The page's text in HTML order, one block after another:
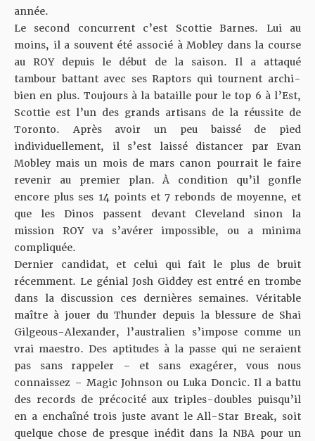
année.
Le second concurrent c’est Scottie Barnes. Lui au
moins, il a souvent été associé à Mobley dans la course
au ROY depuis le début de la saison. Il a attaqué
tambour battant avec ses Raptors qui tournent archi-
bien en plus. Toujours à la bataille pour le top 6 à l’Est,
Scottie est l’un des grands artisans de la réussite de
Toronto. Après avoir un peu baissé de pied
individuellement, il s’est laissé distancer par Evan
Mobley mais un mois de mars canon pourrait le faire
revenir au premier plan. À condition qu’il gonfle
encore plus ses 14 points et 7 rebonds de moyenne, et
que les Dinos passent devant Cleveland sinon la
mission ROY va s’avérer impossible, ou a minima
compliquée.
Dernier candidat, et celui qui fait le plus de bruit
récemment. Le génial Josh Giddey est entré en trombe
dans la discussion ces dernières semaines.Véritable
maître à jouer du Thunder depuis la blessure de Shai
Gilgeous-Alexander, l’australien s’impose comme un
vrai maestro. Des aptitudes à la passe qui ne seraient
pas sans rappeler – et sans exagérer, vous nous
connaissez – Magic Johnson ou Luka Doncic. Il a battu
des records de précocité aux triples-doubles puisqu’il
en a enchaîné trois juste avant le All-Star Break, soit
quelque chose de presque inédit dans la NBA pour un